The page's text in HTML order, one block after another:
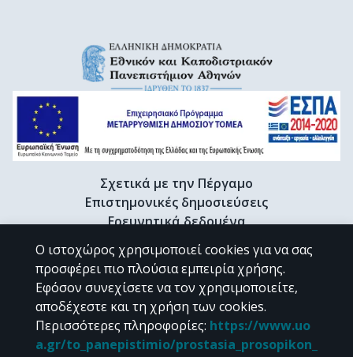
Σχετικά με την Πέργαμο
Επιστημονικές δημοσιεύσεις
Ερευνητικά δεδομένα
Διδακτορικές διατριβές & Γκρίζα βιβλιογραφία
Προφίλ Ερευνητή
CC BY-NC 4.0
Ο ιστοχώρος χρησιμοποιεί cookies για να σας
προσφέρει πιο πλούσια εμπειρία χρήσης.
Εφόσον συνεχίσετε να τον χρησιμοποιείτε,
αποδέχεστε και τη χρήση των cookies.
Περισσότερες πληροφορίες: https://www.uo
a.gr/to_panepistimio/prostasia_prosopikon_